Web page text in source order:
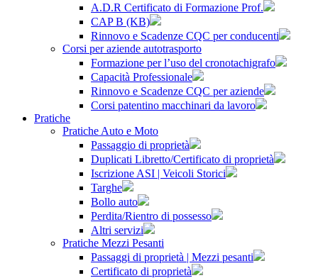
A.D.R Certificato di Formazione Prof.
CAP B (KB)
Rinnovo e Scadenze CQC per conducenti
Corsi per aziende autotrasporto
Formazione per l’uso del cronotachigrafo
Capacità Professionale
Rinnovo e Scadenze CQC per aziende
Corsi patentino macchinari da lavoro
Pratiche
Pratiche Auto e Moto
Passaggio di proprietà
Duplicati Libretto/Certificato di proprietà
Iscrizione ASI | Veicoli Storici
Targhe
Bollo auto
Perdita/Rientro di possesso
Altri servizi
Pratiche Mezzi Pesanti
Passaggi di proprietà | Mezzi pesanti
Certificato di proprietà